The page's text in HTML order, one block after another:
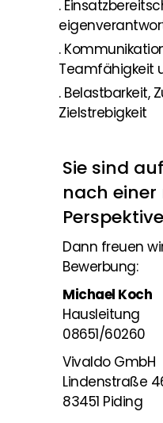
.
.
Teamfähigkeit
. Belastbarkeit,
Zielstrebigkeit
Sie sind
nach einer
Dann freuen
Bewerbung:
Michael Koch
Hausleitung
08651/60260
Vivaldo GmbH
Lindenstraße
83451 Piding